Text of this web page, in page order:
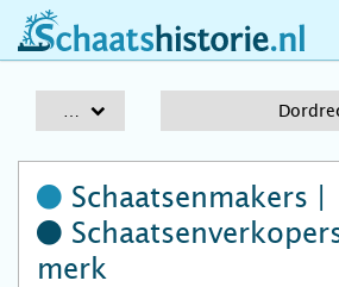
schaatshistorie.nl
Schaatsenmakers |
merk